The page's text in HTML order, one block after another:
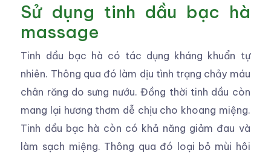
Sử dụng tinh dầu bạc hà
massage
Tinh dầu bạc hà có tác dụng kháng khuẩn tự
nhiên. Thông qua đó làm dịu tình trạng chảy máu
chân răng do sưng nướu. Đồng thời tinh dầu còn
mang lại hương thơm dễ chịu cho khoang miệng.
Tinh dầu bạc hà còn có khả năng giảm đau và
làm sạch miệng. Thông qua đó loại bỏ mùi hôi